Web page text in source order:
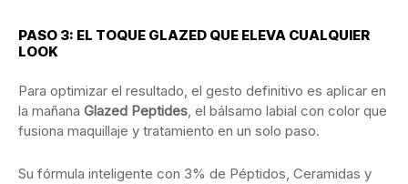
PASO 3: EL TOQUE GLAZED QUE ELEVA CUALQUIER
LOOK
Para optimizar el resultado, el gesto definitivo es aplicar en
la mañana Glazed Peptides, el bálsamo labial con color que
fusiona maquillaje y tratamiento en un solo paso.
Su fórmula inteligente con 3% de Péptidos, Ceramidas y